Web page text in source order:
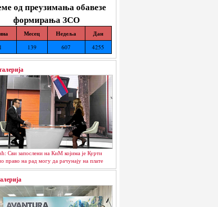
од преузимања обавезе
формирања ЗСО
Месец Недеља Дан
139 607 4255
Сви запослени на КиМ којима је Курти
право на рад могу да рачунају на плате